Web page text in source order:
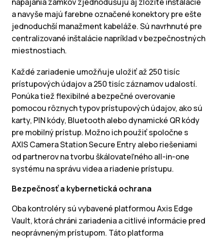
a navyše majú farebne označené konektory pre ešte
jednoduchší manažment kabeláže. Sú navrhnuté pre
centralizované inštalácie napríklad v bezpečnostných
miestnostiach.
Každé zariadenie umožňuje uložiť až 250 tisíc
prístupových údajov a 250 tisíc záznamov udalostí.
Ponúka tiež flexibilné a bezpečné overovanie
pomocou rôznych typov prístupových údajov, ako sú
karty, PIN kódy, Bluetooth alebo dynamické QR kódy
pre mobilný prístup. Možno ich použiť spoločne s
AXIS Camera Station Secure Entry alebo riešeniami
od partnerov na tvorbu škálovateľného all-in-one
systému na správu videa a riadenie prístupu.
Bezpečnosť a kybernetická ochrana
Oba kontroléry sú vybavené platformou Axis Edge
Vault, ktorá chráni zariadenia a citlivé informácie pred
neoprávneným prístupom. Táto platforma